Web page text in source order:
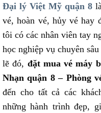
Đại lý Việt Mỹ quận 8
vé, hoàn vé, hủy vé hay
tôi có các nhân viên tay
học nghiệp vụ chuyên
lẽ đó, đặt mua vé máy
Nhạn quận 8 – Phòng
đến cho tất cả các
những hành trình đẹp,